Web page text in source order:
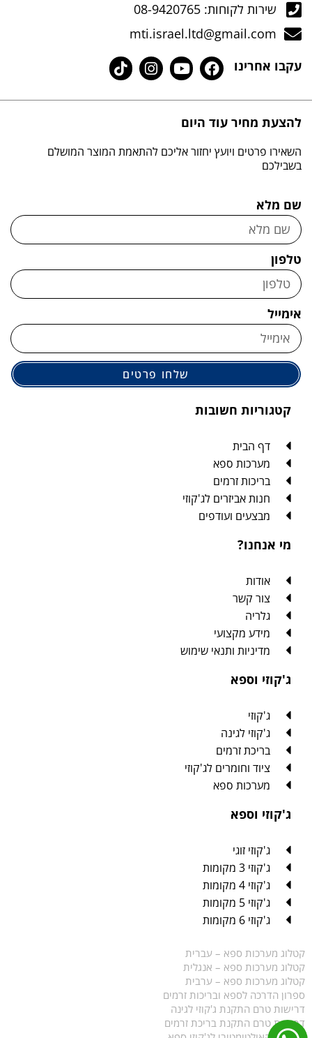
שירות לקוחות: 08-9420765
mti.israel.ltd@gmail.com
עקבו אחרינו
להצעת מחיר עוד היום
השאירו פרטים ויועץ יחזור אליכם להתאמת המוצר המושלם
בשבילכם
שם מלא
טלפון
אימייל
שלחו פרטים
קטגוריות חשובות
דף הבית
מערכות ספא
בריכות זרמים
חנות אביזרים לג'קוזי
מבצעים ועודפים
מי אנחנו?
אודות
צור קשר
גלריה
מידע מקצועי
מדיניות ותנאי שימוש
ג'קוזי וספא
ג'קוזי
ג'קוזי לגינה
בריכת זרמים
ציוד וחומרים לג'קוזי
מערכות ספא
ג'קוזי וספא
ג'קוזי זוגי
ג'קוזי 3 מקומות
ג'קוזי 4 מקומות
ג'קוזי 5 מקומות
ג'קוזי 6 מקומות
קטלוג מערכות ספא – עברית
קטלוג מערכות ספא – אנגלית
קטלוג מערכות ספא – ערבית
ספרון הדרכה לספא ובריכות זרמים
דרישות טרם התקנת ג'קוזי לגינה
דרישות טרם התקנת בריכת זרמים